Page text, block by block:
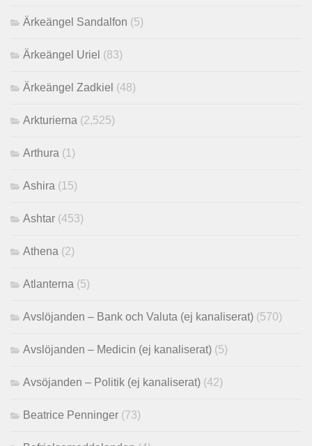
Ärkeängel Sandalfon (5)
Ärkeängel Uriel (83)
Ärkeängel Zadkiel (48)
Arkturierna (2,525)
Arthura (1)
Ashira (15)
Ashtar (453)
Athena (2)
Atlanterna (5)
Avslöjanden – Bank och Valuta (ej kanaliserat) (570)
Avslöjanden – Medicin (ej kanaliserat) (5)
Avsöjanden – Politik (ej kanaliserat) (42)
Beatrice Penninger (73)